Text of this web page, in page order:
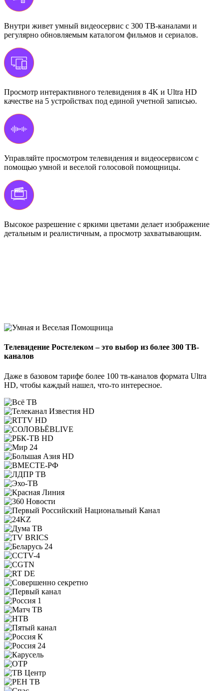
Внутри живет умный видеосервис с 300 ТВ-каналами и
регулярно обновляемым каталогом фильмов и сериалов.
Просмотр интерактивного телевидения в 4K и Ultra HD
качестве на 5 устройствах под единой учетной записью.
Управляйте просмотром телевидения и видеосервисом с
помощью умной и веселой голосовой помощницы.
Высокое разрешение с яркими цветами делает изображение
детальным и реалистичным, а просмотр захватывающим.
Телевидение Ростелеком – это выбор из более 300 ТВ-
каналов
Даже в базовом тарифе более 100 тв-каналов формата Ultra
HD, чтобы каждый нашел, что-то интересное.